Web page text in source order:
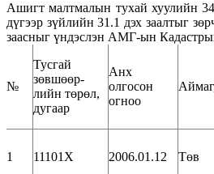
Ашигт малтмалын тухай хуулийн 34
дүгээр зүйлийн 31.1 дэх заалтыг
заасныг үндэслэн АМГ-ын
№
Тусгай
зөвшөөр-
лийн төрөл,
дугаар
Анх
олгосон
огноо
1 11101X 2006.01.12 Төв